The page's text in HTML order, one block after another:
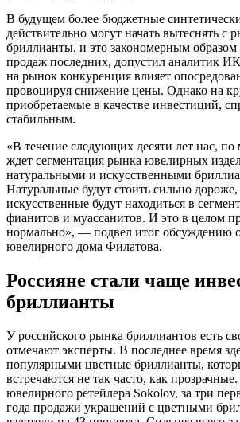
В будущем более бюджетные
действительно могут начать вытеснять с
бриллианты, и это закономерным
продаж последних, допустил аналитик
на рынок конкуренция влияет
провоцируя снижение цены. Однако на
приобретаемые в качестве инвестиций,
стабильным.
«В течение следующих десяти лет нас,
ждет сегментация рынка ювелирных
натуральными и искусственными
Натуральные будут стоить сильно дороже,
искусственные будут находиться в
фианитов и муассанитов. И это в целом
нормально», — подвел итог обсуждению
ювелирного дома Филатова.
Россияне стали чаще
бриллианты
У российского рынка бриллиантов есть
отмечают эксперты. В последнее время
популярными цветные бриллианты,
встречаются не так часто, как
ювелирного ретейлера Sokolov, за три
года продажи украшений с цветными